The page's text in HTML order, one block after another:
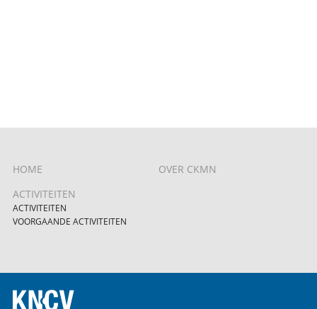
HOME
OVER CKMN
ACTIVITEITEN
ACTIVITEITEN
VOORGAANDE ACTIVITEITEN